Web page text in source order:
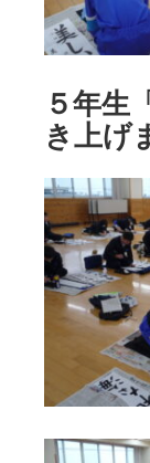
５年生
き上げ